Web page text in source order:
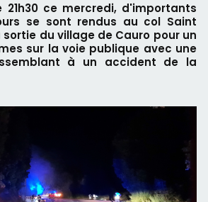
21h30 ce mercredi, d'importants
se sont rendus au col Saint
du village de Cauro pour un
sur la voie publique avec une
à un accident de la